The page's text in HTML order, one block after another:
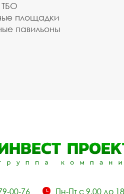
площадки
павильоны
00-76 Пн-Пт с 9.00 до